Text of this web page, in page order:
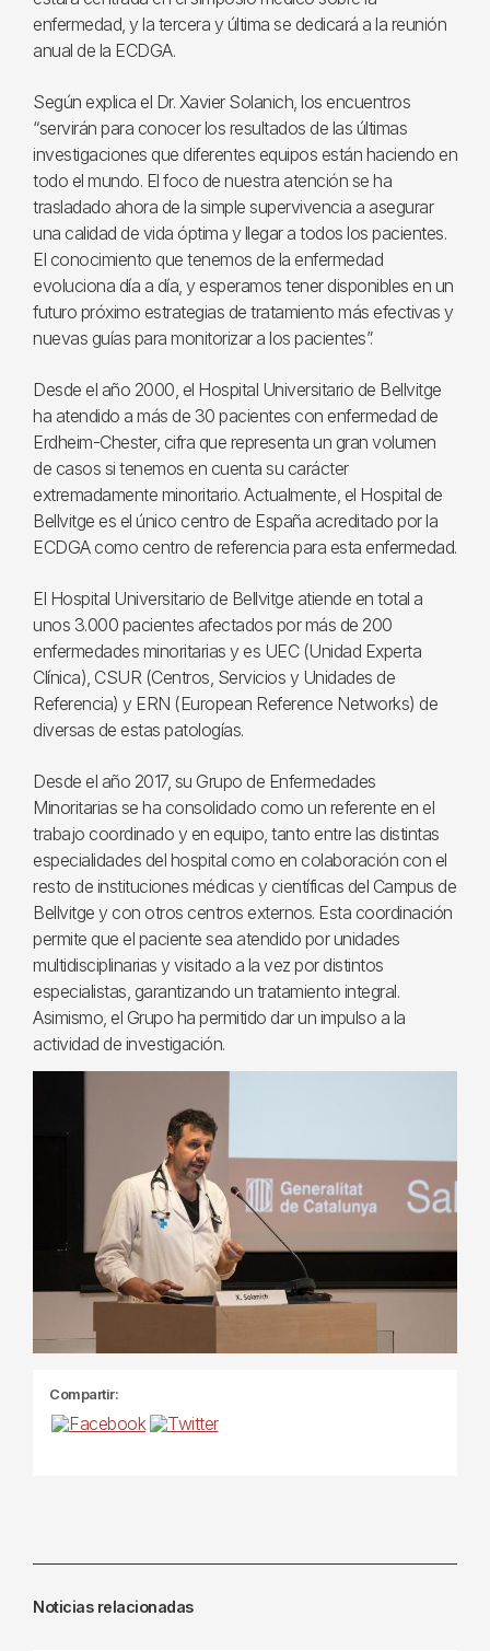
enfermedad, y la tercera y última se dedicará a la reunión
anual de la ECDGA.
Según explica el Dr. Xavier Solanich, los encuentros
“servirán para conocer los resultados de las últimas
investigaciones que diferentes equipos están haciendo en
todo el mundo. El foco de nuestra atención se ha
trasladado ahora de la simple supervivencia a asegurar
una calidad de vida óptima y llegar a todos los pacientes.
El conocimiento que tenemos de la enfermedad
evoluciona día a día, y esperamos tener disponibles en un
futuro próximo estrategias de tratamiento más efectivas y
nuevas guías para monitorizar a los pacientes”.
Desde el año 2000, el Hospital Universitario de Bellvitge
ha atendido a más de 30 pacientes con enfermedad de
Erdheim-Chester, cifra que representa un gran volumen
de casos si tenemos en cuenta su carácter
extremadamente minoritario. Actualmente, el Hospital de
Bellvitge es el único centro de España acreditado por la
ECDGA como centro de referencia para esta enfermedad.
El Hospital Universitario de Bellvitge atiende en total a
unos 3.000 pacientes afectados por más de 200
enfermedades minoritarias y es UEC (Unidad Experta
Clínica), CSUR (Centros, Servicios y Unidades de
Referencia) y ERN (European Reference Networks) de
diversas de estas patologías.
Desde el año 2017, su Grupo de Enfermedades
Minoritarias se ha consolidado como un referente en el
trabajo coordinado y en equipo, tanto entre las distintas
especialidades del hospital como en colaboración con el
resto de instituciones médicas y científicas del Campus de
Bellvitge y con otros centros externos. Esta coordinación
permite que el paciente sea atendido por unidades
multidisciplinarias y visitado a la vez por distintos
especialistas, garantizando un tratamiento integral.
Asimismo, el Grupo ha permitido dar un impulso a la
actividad de investigación.
Compartir:
Noticias relacionadas